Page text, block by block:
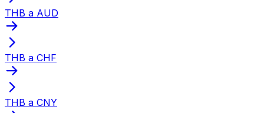
THB a AUD
THB a CHF
THB a CNY